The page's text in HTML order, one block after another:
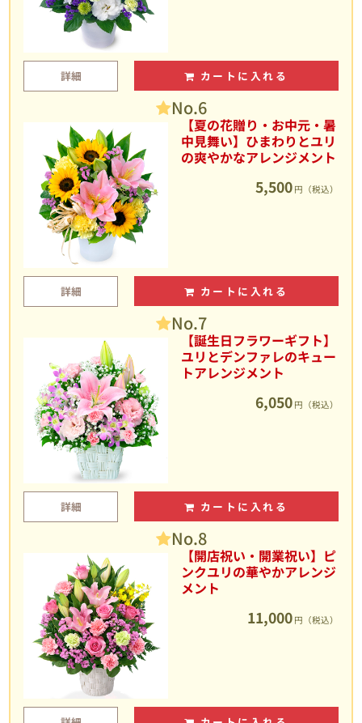
詳細 カートに入れる
No.6
【夏の花贈り・お中元・暑
中見舞い】ひまわりとユリ
の爽やかなアレンジメント
5,500 円（税込）
詳細 カートに入れる
No.7
【誕生日フラワーギフト】
ユリとデンファレのキュー
トアレンジメント
6,050 円（税込）
詳細 カートに入れる
No.8
【開店祝い・開業祝い】ピ
ンクユリの華やかアレンジ
メント
11,000 円（税込）